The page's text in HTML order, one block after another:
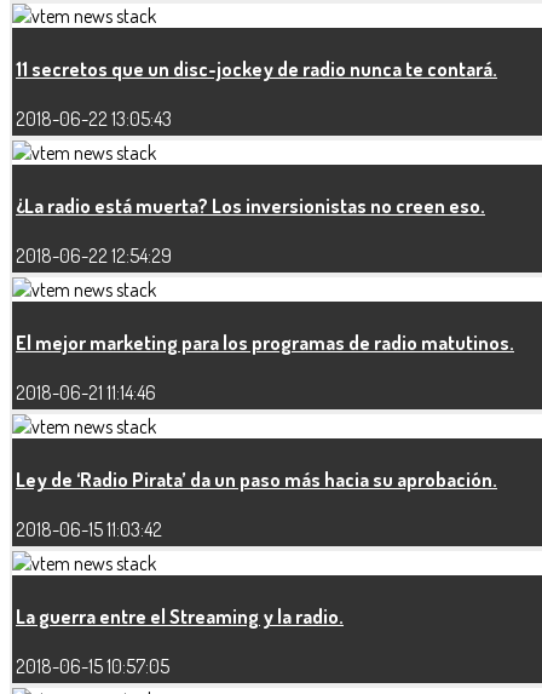
11 secretos que un disc-jockey de radio nunca te contará.
2018-06-22 13:05:43
¿La radio está muerta? Los inversionistas no creen eso.
2018-06-22 12:54:29
El mejor marketing para los programas de radio matutinos.
2018-06-21 11:14:46
Ley de ‘Radio Pirata’ da un paso más hacia su aprobación.
2018-06-15 11:03:42
La guerra entre el Streaming y la radio.
2018-06-15 10:57:05